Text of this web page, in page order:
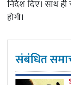
निर्देश दिए। साथ
होगी।
संबंधित